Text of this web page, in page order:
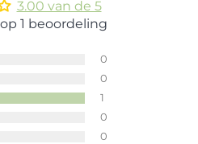
3.00 van de 5
1 beoordeling
0
0
1
0
0